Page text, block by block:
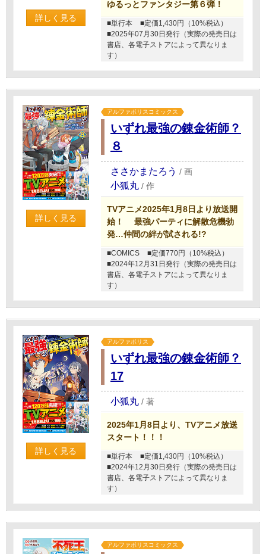
詳しく見る
ゆるっとファンタジー第６弾！
■単行本
■定価1,430円（10%税込）
■2025年07月30日発行（実際の発売日は
書店、各電子ストアによって異なりま
す）
詳しく見る
アルファポリスコミックス
いずれ最強の錬金術師？
８
ささかまたろう / 画
小狐丸 / 作
TVアニメ2025年1月8日より放送開
始！ 最強パーティに解散危機勃
発…仲間の絆が試される!?
■COMICS
■定価770円（10%税込）
■2024年12月31日発行（実際の発売日は
書店、各電子ストアによって異なりま
す）
詳しく見る
アルファポリス
いずれ最強の錬金術師？
17
小狐丸 / 著
2025年1月8日より、TVアニメ放送
スタート！！！
■単行本
■定価1,430円（10%税込）
■2024年12月30日発行（実際の発売日は
書店、各電子ストアによって異なりま
す）
アルファポリスコミックス